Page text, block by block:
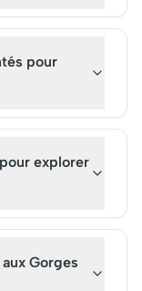
pour
explorer
Gorges